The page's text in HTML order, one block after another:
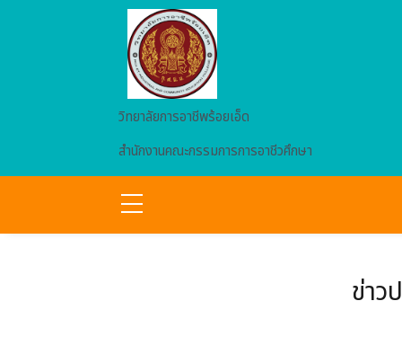
Skip to main content
วิทยาลัยการอาชีพร้อยเอ็ด
สำนักงานคณะกรรมการการอาชีวศึกษา
ข่าว